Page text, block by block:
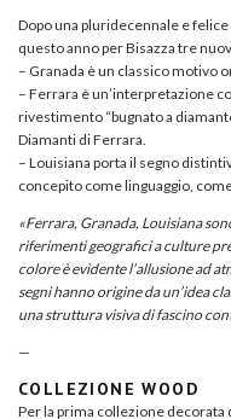
Dopo una pluridecennale e
questo anno per Bisazza tre
– Granada è un classico motivo
– Ferrara è un’interpretazione
rivestimento “bugnato a
Diamanti di Ferrara.
– Louisiana porta il segno
concepito come linguaggio,
«Ferrara, Granada, Louisiana
riferimenti geografici a culture
colore è evidente l’allusione ad
segni hanno origine da un’idea
una struttura visiva di fascino
—
COLLEZIONE WOOD
Per la prima collezione decorata